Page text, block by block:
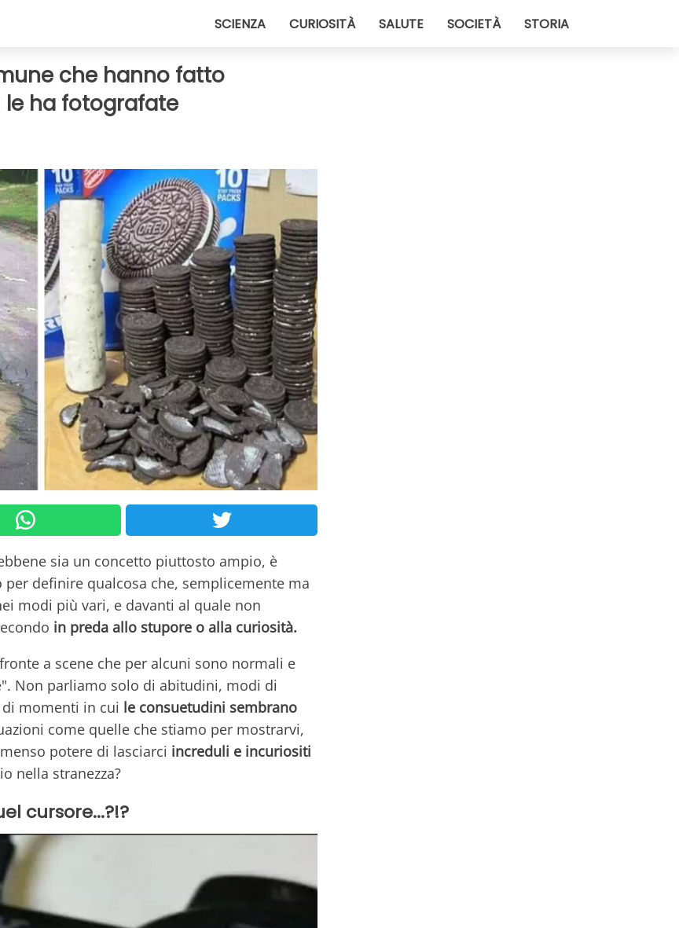
SCIENZA CURIOSITÀ SALUTE SOCIETÀ STORIA
che hanno fatto
le ha fotografate
sia un concetto piuttosto ampio, è
definire qualcosa che, semplicemente ma
modi più vari, e davanti al quale non
in preda allo stupore o alla curiosità.
a scene che per alcuni sono normali e
Non parliamo solo di abitudini, modi di
momenti in cui le consuetudini sembrano
come quelle che stiamo per mostrarvi,
potere di lasciarci increduli e incuriositi
nella stranezza?
cursore...?!?